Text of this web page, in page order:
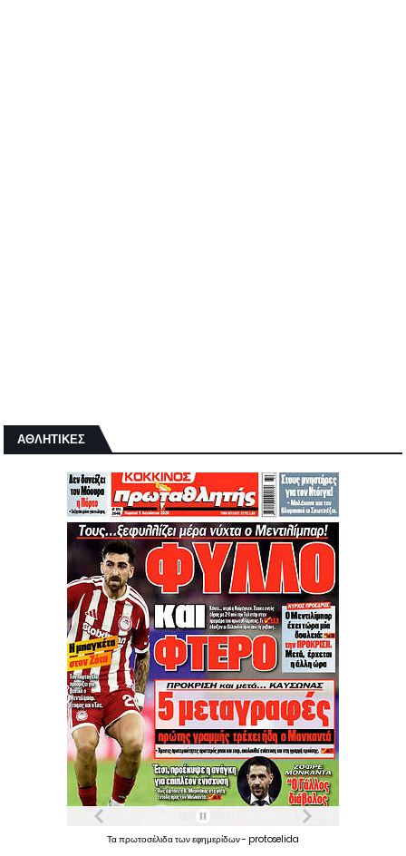
ΑΘΛΗΤΙΚΕΣ
Ταπρωτοσέλιδατωνεφημερίδων- protoselida